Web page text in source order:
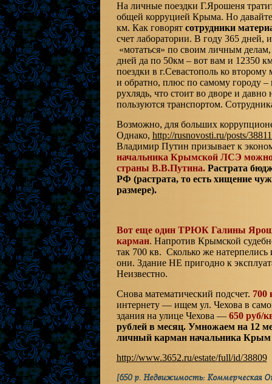
На личные поездки Г.Ярошеня
общей корруцией Крыма. Но
км. Как говорят сотрудники
счет лаборатории. В году 365
«мотаться» по своим личным
дней да по 50км – вот вам и 12350
поездки в г.Севастополь ко
и обратно, плюс по самому городу
рухлядь, что стоит во дворе и
пользуются транспортом.
Возможно, для больших
Однако, http://rusnovosti.ru/posts/
Владимир Путин призывает к
начальника Крымской ЛСЭ
страны В.В.Путина. Растрата
РФ (растрата, то есть хищение
размере).
Вот еще один ТРЮК Галины
карман. Напротив Крымской
так 700 кв. Сколько же натерпелись
они. Здание НЕ пригодно к
Неизвестно.
Снова математический подсчет. 700
интернету — ищем ул. Чехова в
здания на улице Чехова — 650 руб/
рублей в месяц. Умножаем на 12
личный карман начальника
http://www.3652.ru/estate/full/id/38809
[650 р. Недвижимость:Коммерческая